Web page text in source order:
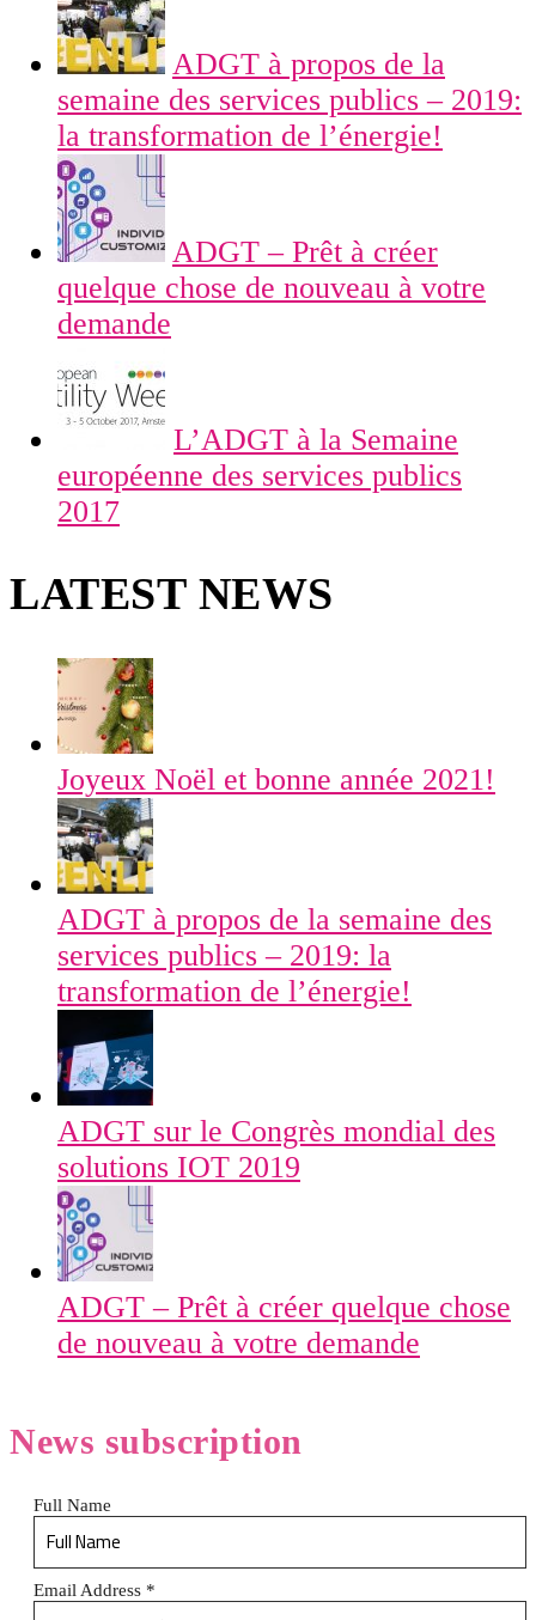
ADGT à propos de la
semaine des services publics – 2019:
la transformation de l’énergie!
ADGT – Prêt à créer
quelque chose de nouveau à votre
demande
L’ADGT à la Semaine
européenne des services publics
2017
LATEST NEWS
Joyeux Noël et bonne année 2021!
ADGT à propos de la semaine des
services publics – 2019: la
transformation de l’énergie!
ADGT sur le Congrès mondial des
solutions IOT 2019
ADGT – Prêt à créer quelque chose
de nouveau à votre demande
News subscription
Full Name
Email Address *